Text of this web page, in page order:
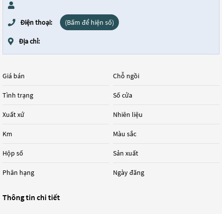
Điện thoại: (Bấm để hiện số)
Địa chỉ:
Giá bán
Tình trạng
Xuất xứ
Km
Hộp số
Phân hạng
Chỗ ngồi
Số cửa
Nhiên liệu
Màu sắc
Sản xuất
Ngày đăng
Thông tin chi tiết